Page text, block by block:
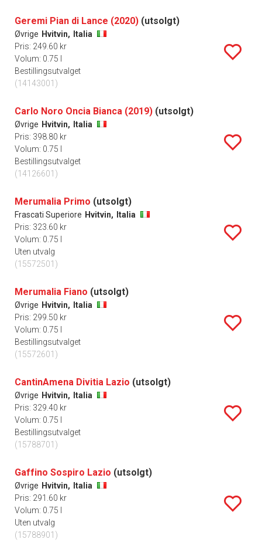
Geremi Pian di Lance (2020) (utsolgt)
Øvrige Hvitvin,
Italia
Pris: 249.60 kr
Volum: 0.75 l
Bestillingsutvalget
(14143001)
Carlo Noro Oncia Bianca (2019) (utsolgt)
Øvrige Hvitvin,
Italia
Pris: 398.80 kr
Volum: 0.75 l
Bestillingsutvalget
(14126601)
Merumalia Primo (utsolgt)
Frascati Superiore Hvitvin,
Italia
Pris: 323.60 kr
Volum: 0.75 l
Uten utvalg
(15572501)
Merumalia Fiano (utsolgt)
Øvrige Hvitvin,
Italia
Pris: 299.50 kr
Volum: 0.75 l
Bestillingsutvalget
(15572601)
CantinAmena Divitia Lazio (utsolgt)
Øvrige Hvitvin,
Italia
Pris: 329.40 kr
Volum: 0.75 l
Bestillingsutvalget
(15788701)
Gaffino Sospiro Lazio (utsolgt)
Øvrige Hvitvin,
Italia
Pris: 291.60 kr
Volum: 0.75 l
Uten utvalg
(15788901)